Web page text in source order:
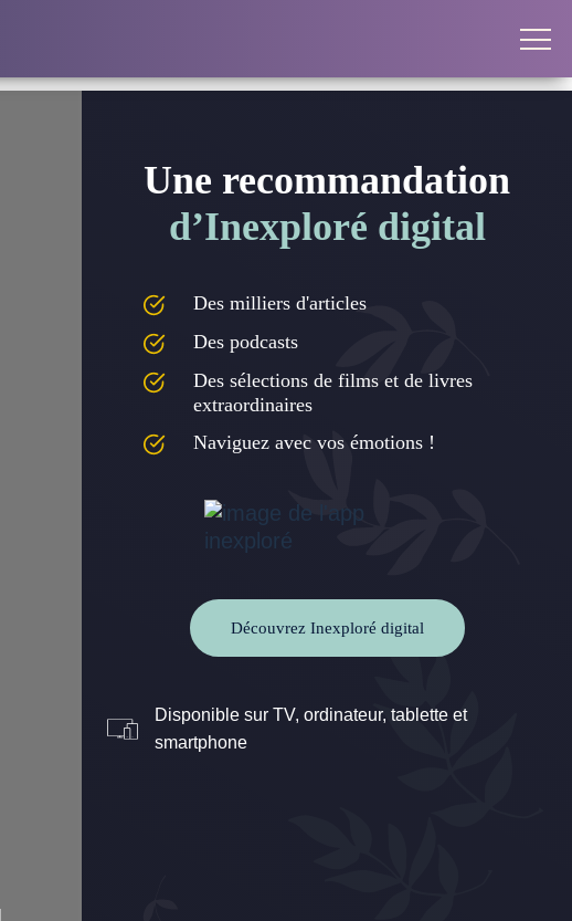
Une recommandation
d’Inexploré digital
Des milliers d'articles
Des podcasts
Des sélections de films et de livres
extraordinaires
Naviguez avec vos émotions !
Découvrez Inexploré digital
Disponible sur TV, ordinateur, tablette et
smartphone